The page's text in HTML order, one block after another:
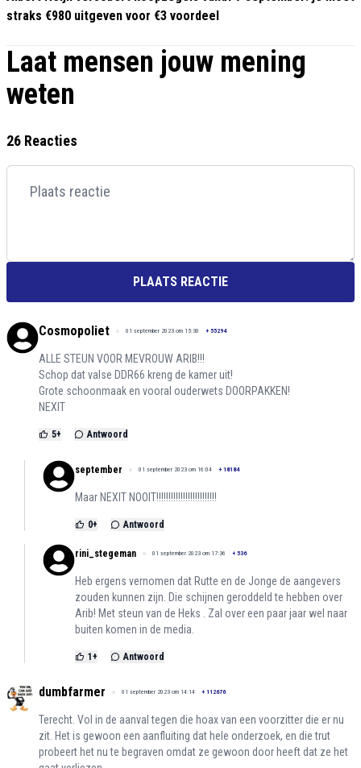
straks €980 uitgeven voor €3 voordeel
Laat mensen jouw mening
weten
26 Reacties
PLAATS REACTIE
Cosmopoliet 01 september 2023 om 15:30 + 55294
ALLE STEUN VOOR MEVROUW ARIB!!!
Schop dat valse DDR66 kreng de kamer uit!
Grote schoonmaak en vooral ouderwets DOORPAKKEN!
NEXIT
5+ Antwoord
september 01 september 2023 om 16:04 + 18184
Maar NEXIT NOOIT!!!!!!!!!!!!!!!!!!!!!!!!!
0+ Antwoord
rini_stegeman 01 september 2023 om 17:36 + 536
Heb ergens vernomen dat Rutte en de Jonge de aangevers
zouden kunnen zijn. Die schijnen geroddeld te hebben over
Arib! Met steun van de Heks . Zal over een paar jaar wel naar
buiten komen in de media.
1 + Antwoord
dumbfarmer 01 september 2023 om 14:14 + 112676
Terecht. Vol in de aanval tegen die hoax van een voorzitter die er nu
zit. Het is gewoon een aanfluiting dat hele onderzoek, en die trut
probeert het nu te begraven omdat ze gewoon door heeft dat ze het